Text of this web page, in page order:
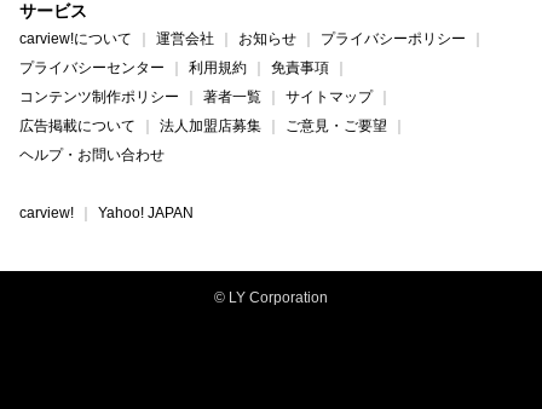
サービス
carview!について 運営会社 お知らせ
プライバシーポリシー
プライバシーセンター
利用規約
免責事項
コンテンツ制作ポリシー
著者一覧
サイトマップ
広告掲載について
法人加盟店募集
ご意見・ご要望
ヘルプ・お問い合わせ
carview! Yahoo! JAPAN
© LY Corporation